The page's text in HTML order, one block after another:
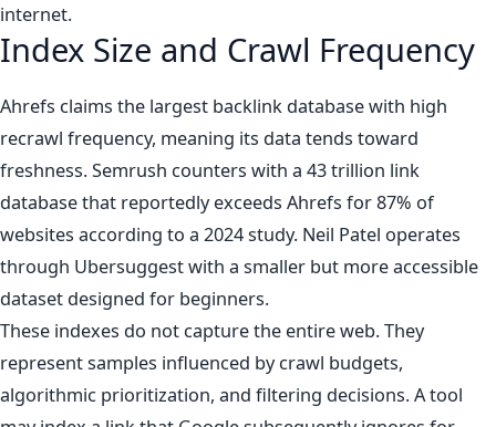
internet.
Index Size and Crawl Frequency
Ahrefs claims the largest backlink database with high
recrawl frequency, meaning its data tends toward
freshness. Semrush counters with a 43 trillion link
database that reportedly exceeds Ahrefs for 87% of
websites according to a 2024 study. Neil Patel operates
through Ubersuggest with a smaller but more accessible
dataset designed for beginners.
These indexes do not capture the entire web. They
represent samples influenced by crawl budgets,
algorithmic prioritization, and filtering decisions. A tool